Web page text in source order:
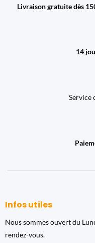
Livraison gratuite dès
14
Service
Infos utiles
Nous sommes ouvert du
rendez-vous.